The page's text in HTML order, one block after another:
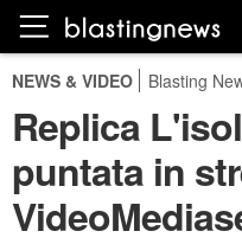
NEWS & VIDEO Blasting
Replica
puntata in